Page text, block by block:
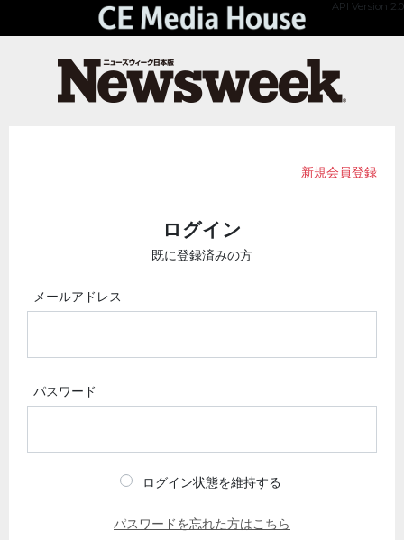
API Version 2.0
新規会員登録
ログイン
既に登録済みの方
メールアドレス
パスワード
ログイン状態を維持する
パスワードを忘れた方はこちら